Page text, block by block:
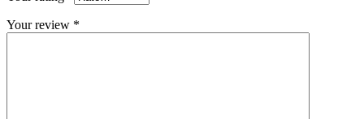
Your review *